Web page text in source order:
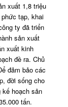
xuất 1,8 triệu
tạp, khai
ty đã triển
sản xuất
xuất kinh
đề ra. Chủ
đảm bảo các
đời sống cho
kế hoạch sản
tấn.